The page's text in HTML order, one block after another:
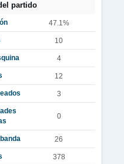
partido
47.1%
10
4
12
3
0
26
378